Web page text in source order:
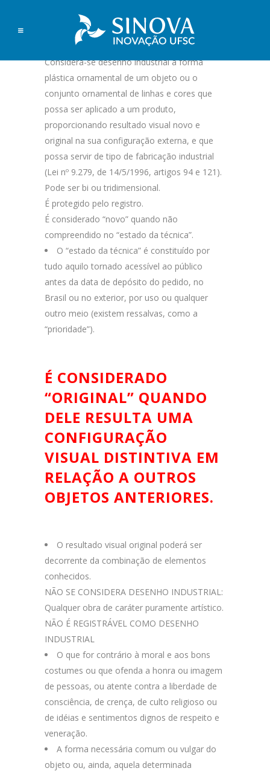
Considera-se desenho industrial a forma
plástica ornamental de um objeto ou o
conjunto ornamental de linhas e cores que
possa ser aplicado a um produto,
proporcionando resultado visual novo e
original na sua configuração externa, e que
possa servir de tipo de fabricação industrial
(Lei nº 9.279, de 14/5/1996, artigos 94 e 121).
Pode ser bi ou tridimensional.
É protegido pelo registro.
É considerado “novo” quando não
compreendido no “estado da técnica”.
O “estado da técnica” é constituído por
tudo aquilo tornado acessível ao público
antes da data de depósito do pedido, no
Brasil ou no exterior, por uso ou qualquer
outro meio (existem ressalvas, como a
“prioridade”).
É CONSIDERADO
“ORIGINAL” QUANDO
DELE RESULTA UMA
CONFIGURAÇÃO
VISUAL DISTINTIVA EM
RELAÇÃO A OUTROS
OBJETOS ANTERIORES.
O resultado visual original poderá ser
decorrente da combinação de elementos
conhecidos.
NÃO SE CONSIDERA DESENHO INDUSTRIAL:
Qualquer obra de caráter puramente artístico.
NÃO É REGISTRÁVEL COMO DESENHO
INDUSTRIAL
O que for contrário à moral e aos bons
costumes ou que ofenda a honra ou imagem
de pessoas, ou atente contra a liberdade de
consciência, de crença, de culto religioso ou
de idéias e sentimentos dignos de respeito e
veneração.
A forma necessária comum ou vulgar do
objeto ou, ainda, aquela determinada